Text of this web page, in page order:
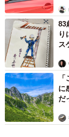
習近平氏の今回
交的演出の枠を
を塗り替える可
る。日米韓は今
極めて高い緊張
83
り
ス
に
だ